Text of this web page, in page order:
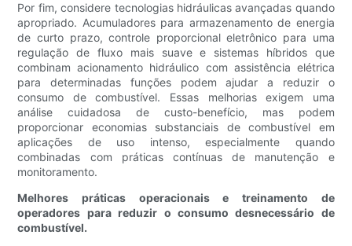
Por fim, considere tecnologias hidráulicas avançadas quando
apropriado. Acumuladores para armazenamento de energia
de curto prazo, controle proporcional eletrônico para uma
regulação de fluxo mais suave e sistemas híbridos que
combinam acionamento hidráulico com assistência elétrica
para determinadas funções podem ajudar a reduzir o
consumo de combustível. Essas melhorias exigem uma
análise cuidadosa de custo-benefício, mas podem
proporcionar economias substanciais de combustível em
aplicações de uso intenso, especialmente quando
combinadas com práticas contínuas de manutenção e
monitoramento.
Melhores práticas operacionais e treinamento de
operadores para reduzir o consumo desnecessário de
combustível.